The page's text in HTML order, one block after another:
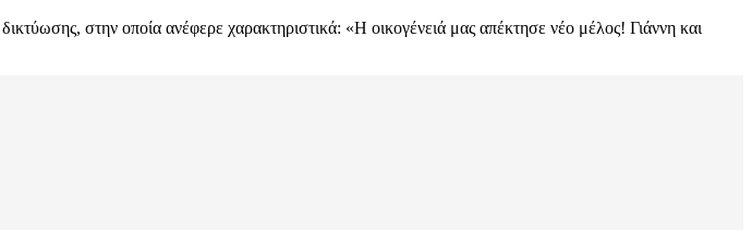
στην οποία ανέφερε χαρακτηριστικά: «Η οικογένειά μας απέκτησε νέο μέλος! Γιάννη και